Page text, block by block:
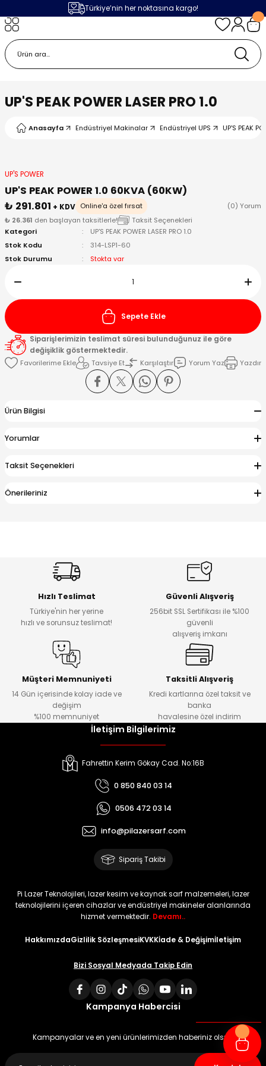
Türkiye’nin her noktasına kargo!
UP'S PEAK POWER LASER PRO 1.0
Anasayfa Endüstriyel Makinalar Endüstriyel UPS UP'S PEAK
UP'S POWER
UP'S PEAK POWER 1.0 60KVA (60KW)
₺ 291.801 + KDV Online'a özel fırsat
(0) Yorum
₺ 26.361 den başlayan taksitlerle!
Taksit Seçenekleri
Kategori
UP'S PEAK POWER LASER PRO 1.0
Stok Kodu
314-LSP1-60
Stok Durumu
Stokta var
Sepete Ekle
Siparişlerimizin teslimat süresi bulunduğunuz ile göre
değişiklik göstermektedir.
Tavsiye Et
Karşılaştır Yorum Yaz Yazdır
Ürün Bilgisi
Yorumlar
Taksit Seçenekleri
Önerileriniz
Hızlı Teslimat
Türkiye'nin her yerine
hızlı ve sorunsuz teslimat!
Güvenli Alışveriş
256bit SSL Sertifikası ile %100
güvenli
alışveriş imkanı
Müşteri Memnuniyeti
14 Gün içerisinde kolay iade ve
değişim
%100 memnuniyet
Taksitli Alışveriş
Kredi kartlarına özel taksit ve
banka
havalesine özel indirim
İletişim Bilgilerimiz
Fahrettin Kerim Gökay Cad. No:16B
0 850 840 03 14
0506 472 03 14
info@pilazersarf.com
Sipariş Takibi
Pi Lazer Teknolojileri, lazer kesim ve kaynak sarf malzemeleri, lazer
teknolojilerini içeren cihazlar ve endüstriyel makineler alanlarında
hizmet vermektedir. Devamı..
HakkımızdaGizlilik SözleşmesiKVKKİade & Değişimİletişim
Bizi Sosyal Medyada Takip Edin
Kampanya Habercisi
Kampanyalar ve en yeni ürünlerimizden haberiniz olsun
Geri Dön
Parçaları
Ürünleri
Geri Dön
Geri Dön
Geri Dön